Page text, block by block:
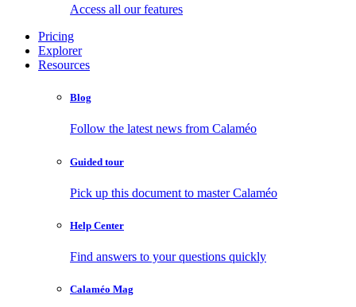
Access all our features
Pricing
Explorer
Resources
Blog
Follow the latest news from Calaméo
Guided tour
Pick up this document to master Calaméo
Help Center
Find answers to your questions quickly
Calaméo Mag